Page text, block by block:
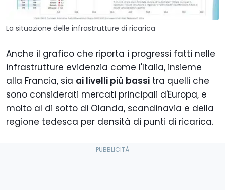
La situazione delle infrastrutture di ricarica
Anche il grafico che riporta i progressi fatti nelle
infrastrutture evidenzia come l'Italia, insieme
alla Francia, sia ai livelli più bassi tra quelli che
sono considerati mercati principali d'Europa, e
molto al di sotto di Olanda, scandinavia e della
regione tedesca per densità di punti di ricarica.